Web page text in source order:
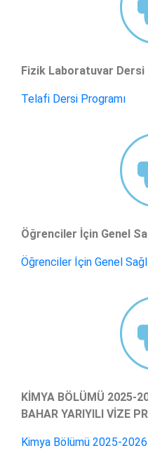
Fizik Laboratuvar
Telafi Dersi Programı
Öğrenciler İçin Genel
Öğrenciler İçin Genel
KİMYA BÖLÜMÜ 2025-
BAHAR YARIYILI VİZE
Kimya Bölümü 2025-